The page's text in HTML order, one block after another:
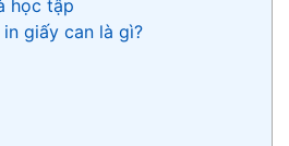
học tập
giấy can là gì?